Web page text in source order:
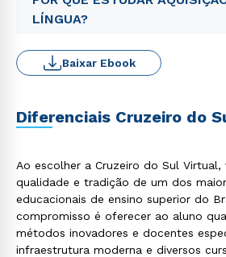
LÍNGUA?
Baixar Ebook
Diferenciais Cruzeiro do
Ao escolher a Cruzeiro do Sul
qualidade e tradição de um dos
educacionais de ensino superior do
compromisso é oferecer ao aluno
métodos inovadores e docentes
infraestrutura moderna e diversos
Rápido e fácil
WhatsApp
ou